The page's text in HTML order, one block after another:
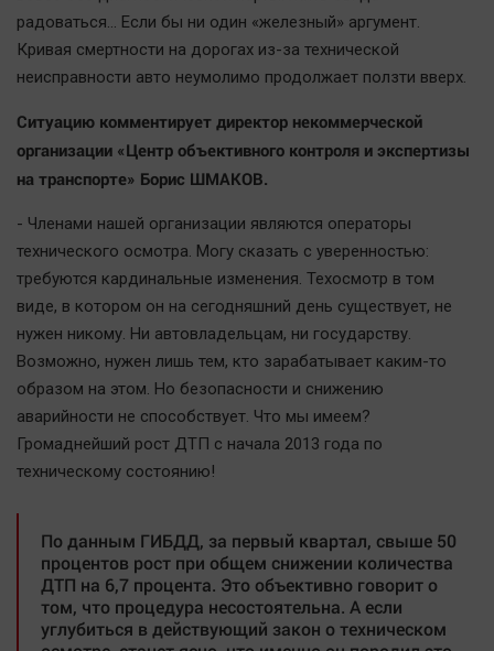
Мнения
Спорт
Технологии
Отраслевые темы
Hедвижимость
Автомобили
XX век: криминальные уроки
Банки
Медиаграмотность
Новости компаний
Прогулки по городу Ч
Статистика
Челябинск космический
Другие рубрики
Bookworms
радоваться… Если бы ни один «железный» аргумент.
Кривая смертности на дорогах из-за технической
неисправности авто неумолимо продолжает ползти вверх.
Ситуацию комментирует директор некоммерческой
организации «Центр объективного контроля и экспертизы
на транспорте» Борис ШМАКОВ.
- Членами нашей организации являются операторы
технического осмотра. Могу сказать с уверенностью:
требуются кардинальные изменения. Техосмотр в том
виде, в котором он на сегодняшний день существует, не
нужен никому. Ни автовладельцам, ни государству.
Возможно, нужен лишь тем, кто зарабатывает каким-то
образом на этом. Но безопасности и снижению
аварийности не способствует. Что мы имеем?
Громаднейший рост ДТП с начала 2013 года по
техническому состоянию!
По данным ГИБДД, за первый квартал, свыше 50
процентов рост при общем снижении количества
ДТП на 6,7 процента. Это объективно говорит о
том, что процедура несостоятельна. А если
углубиться в действующий закон о техническом